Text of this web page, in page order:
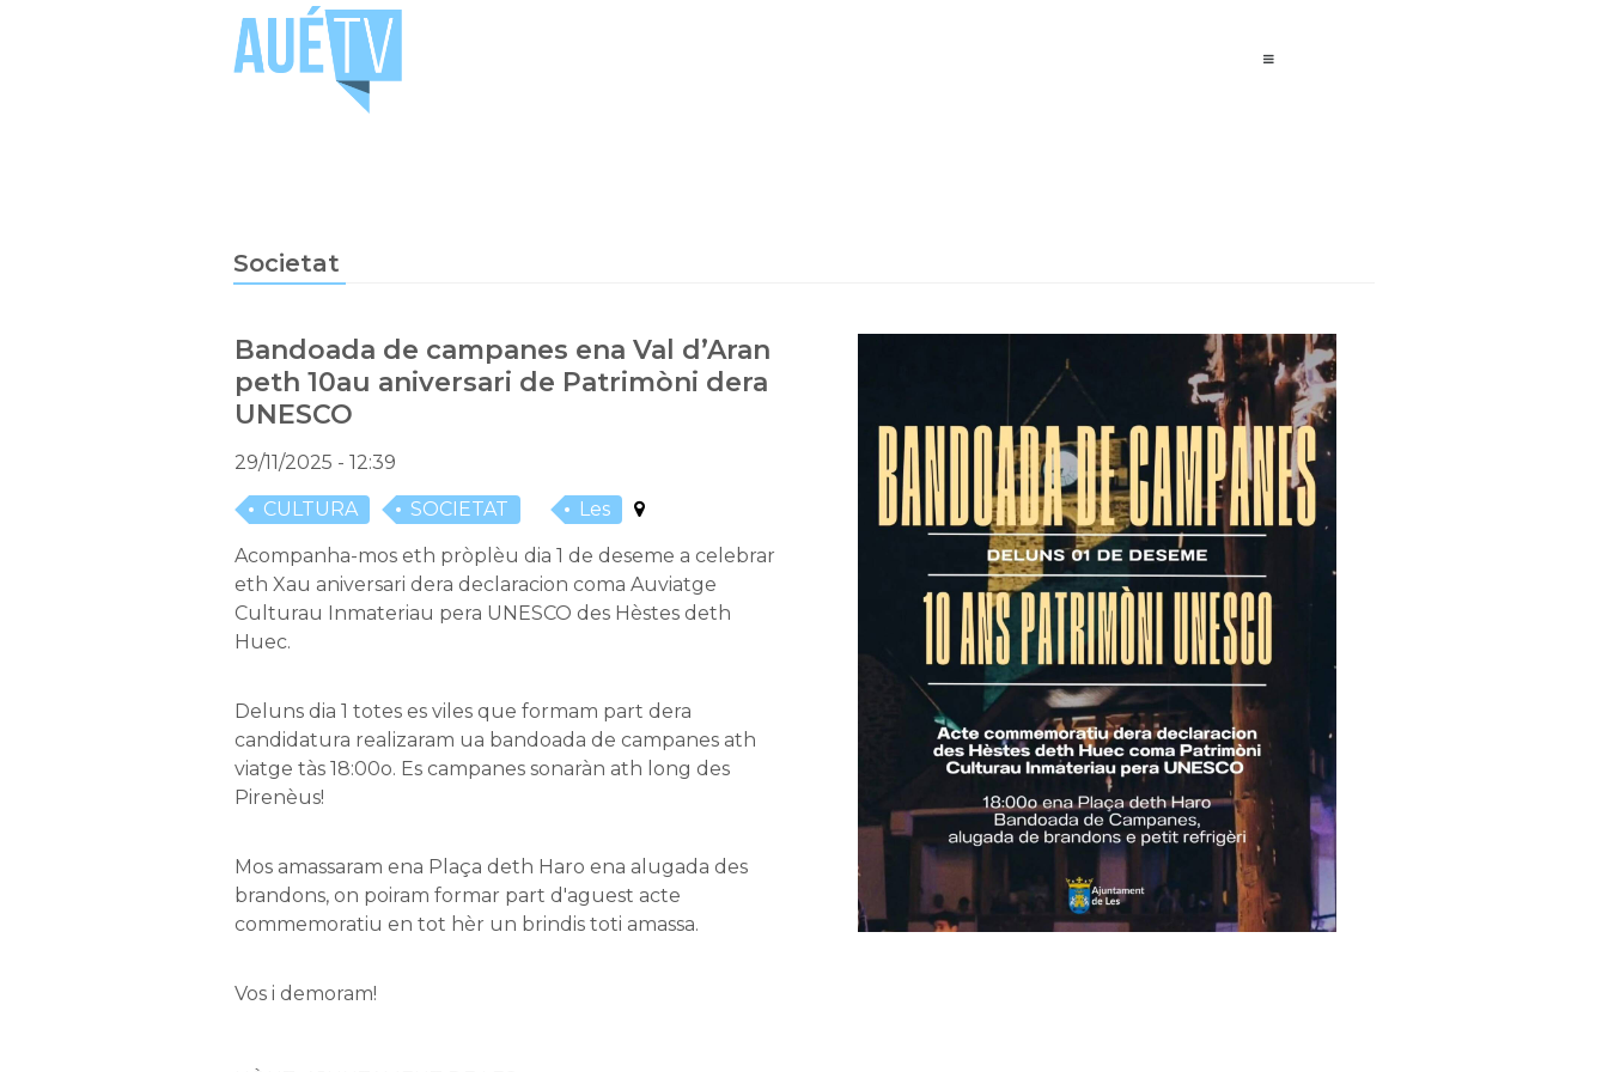
Societat
Bandoada de campanes ena Val d’Aran
peth 10au aniversari de Patrimòni dera
UNESCO
29/11/2025 - 12:39
CULTURA SOCIETAT Les
Acompanha-mos eth pròplèu dia 1 de deseme a celebrar
eth Xau aniversari dera declaracion coma Auviatge
Culturau Inmateriau pera UNESCO des Hèstes deth
Huec.
Deluns dia 1 totes es viles que formam part dera
candidatura realizaram ua bandoada de campanes ath
viatge tàs 18:00o. Es campanes sonaràn ath long des
Pirenèus!
Mos amassaram ena Plaça deth Haro ena alugada des
brandons, on poiram formar part d'aguest acte
commemoratiu en tot hèr un brindis toti amassa.
Vos i demoram!